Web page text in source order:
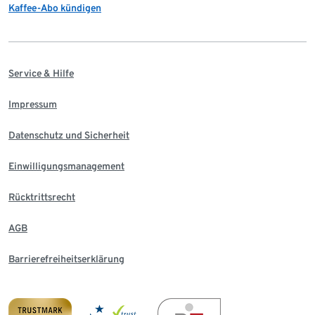
Kaffee-Abo kündigen
Service & Hilfe
Impressum
Datenschutz und Sicherheit
Einwilligungsmanagement
Rücktrittsrecht
AGB
Barrierefreiheitserklärung